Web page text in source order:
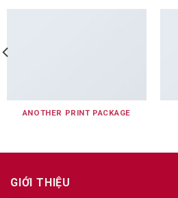
ANOTHER PRINT PACKAGE
GIỚI THIỆU